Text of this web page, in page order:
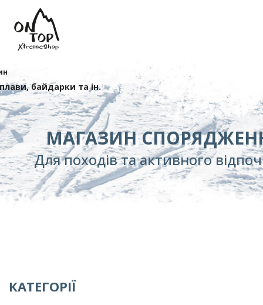
байдарки та ін.
МАГАЗИН
Для походів та активного
КАТЕГОРІЇ